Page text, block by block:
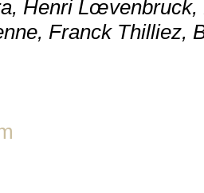
Henri Lœvenbruck,
Franck Thilliez,